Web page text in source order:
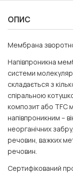
ОПИС
Мембрана
Напівпроникна
системи
складається з
спіральною
композит або TFC
напівпроникним –
неорганічних
речовин, важких
речовин.
Сертифікований